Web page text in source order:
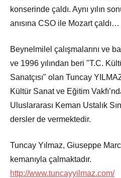
konserinde çaldı. Aynı yılın
anısına CSO ile Mozart çaldı…
Beynelmilel çalışmalarını ve
ve 1996 yılından beri "T.C.
Sanatçısı" olan Tuncay
Kültür Sanat ve Eğitim
Uluslararası Keman Ustalık
dersler de vermektedir.
Tuncay Yılmaz, Giuseppe
kemanıyla çalmaktadır.
http://www.tuncayyilmaz.com/